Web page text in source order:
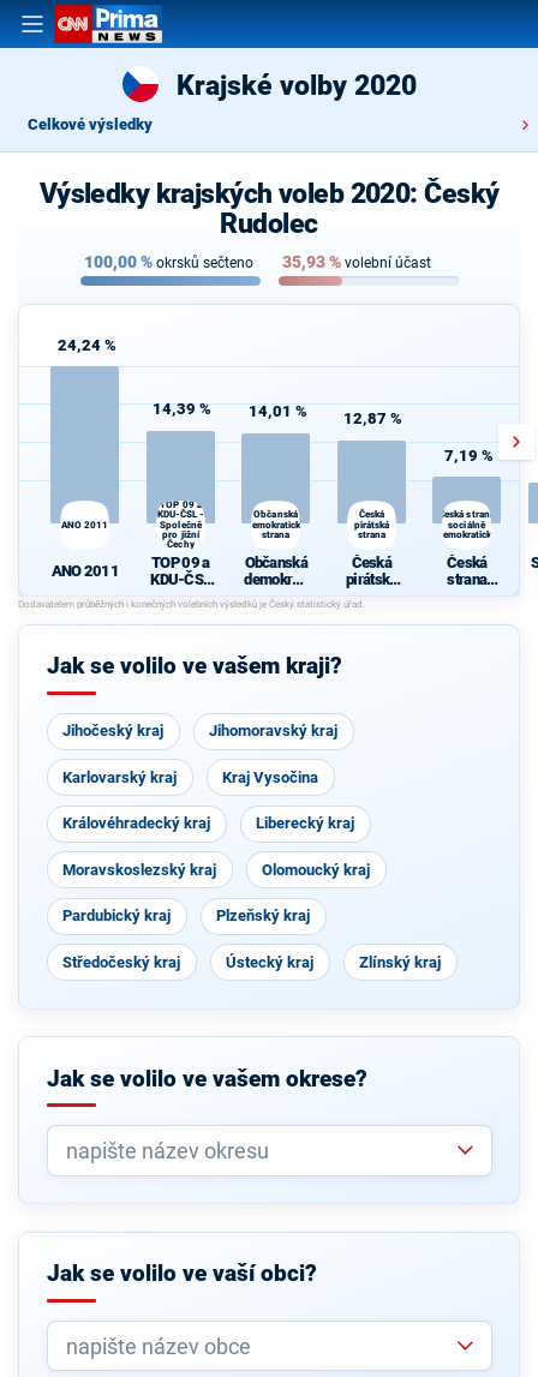
Krajské volby 2020
Celkové výsledky
Výsledky krajských voleb 2020: Český
Rudolec
100,00% okrsků sečteno 35,93% volební účast
24,24 %
ANO 2011
ANO 2011
14,39 %
TOP 09 a
KDU-ČSL -
Společně
pro jižní
Čechy
TOP 09 a
KDU-ČSL
- Společně
pro jižní
Čechy
14,01 %
Občanská
demokratická
strana
Občanská
demokrati
cká strana
12,87 %
Česká
pirátská
strana
Česká
pirátská
strana
7,19 %
Česká strana
sociálně
demokratická
Česká
strana
sociálně
cká
Jak se volilo ve vašem kraji?
Jihočeský kraj Jihomoravský kraj
Karlovarský kraj Kraj Vysočina
Královéhradecký kraj Liberecký kraj
Moravskoslezský kraj Olomoucký kraj
Pardubický kraj Plzeňský kraj
Středočeský kraj Ústecký kraj Zlínský kraj
Jak se volilo ve vašem okrese?
Jak se volilo ve vaší obci?